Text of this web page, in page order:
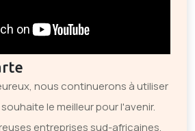
nous continuerons à utiliser
le meilleur pour l'avenir.
entreprises sud-africaines,